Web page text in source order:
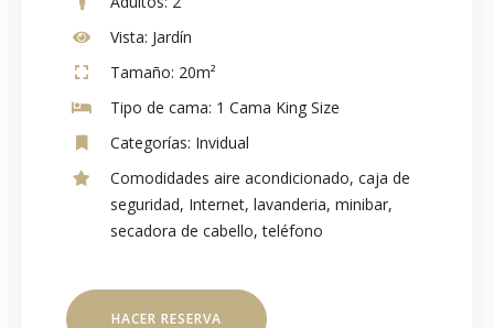
Vista: Jardín
Tamaño: 20m²
Tipo de cama: 1 Cama King Size
Categorías: Invidual
Comodidades aire acondicionado, caja de
seguridad, Internet, lavanderia, minibar,
secadora de cabello,teléfono
HACER RESERVA